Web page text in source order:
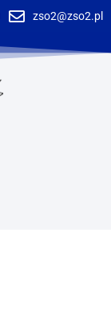
zso2@zso2.pl